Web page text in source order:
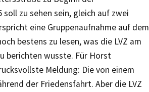
soll zu sehen sein, gleich auf zwei
eine Gruppenaufnahme auf dem
bestens zu lesen, was die LVZ am
berichten wusste. Für Horst
Meldung: Die von einem
der Friedensfahrt. Aber die LVZ